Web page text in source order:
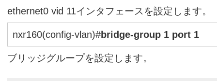
ethernet0 vid 11インタフェースを設定します。
nxr160(config-vlan)#bridge-group 1 port 1
ブリッジグループを設定します。